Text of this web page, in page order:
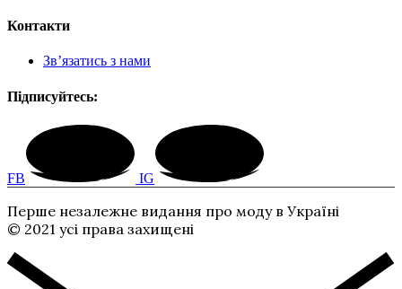
Контакти
Зв’язатись з нами
Підписуйтесь:
FB IG
Перше незалежне видання про моду в Україні
© 2021 усі права захищені